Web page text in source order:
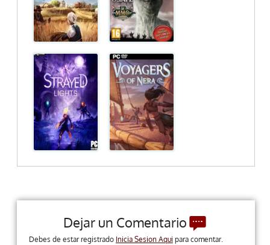
Dejar un Comentario
Debes de estar registrado Inicia Sesion Aqui para comentar.